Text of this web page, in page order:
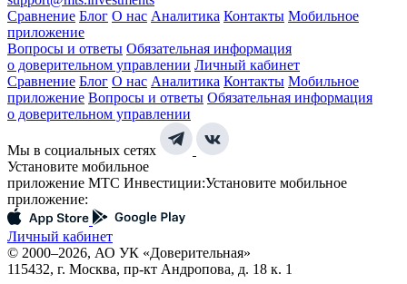
Сравнение Блог О нас Аналитика Контакты Мобильное
приложение
Вопросы и ответы Обязательная информация
о доверительном управлении Личный кабинет
Сравнение Блог О нас Аналитика Контакты Мобильное
приложение Вопросы и ответы Обязательная информация
о доверительном управлении
Мы в социальных сетях
Установите мобильное
приложение МТС Инвестиции:Установите мобильное
приложение:
Личный кабинет
© 2000–2026, АО УК «Доверительная»
115432, г. Москва, пр-кт Андропова, д. 18 к. 1